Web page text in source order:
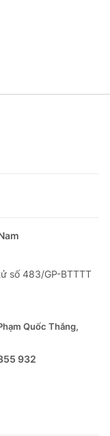
số 483/GP-BTTTT
Quốc Thắng,
932